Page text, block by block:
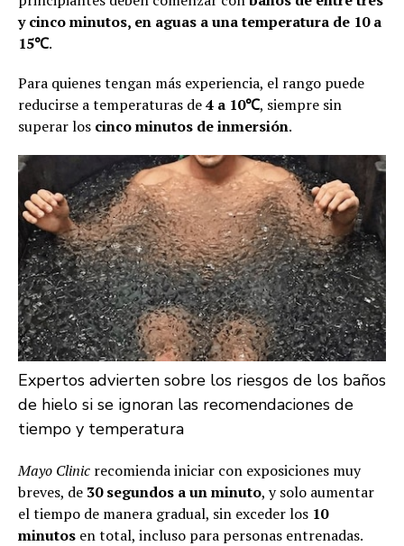
y cinco minutos, en aguas a una temperatura de 10 a
15℃.
Para quienes tengan más experiencia, el rango puede
reducirse a temperaturas de4 a 10℃, siempre sin
superar los cinco minutos de inmersión.
Expertos advierten sobre los riesgos de los baños
de hielo si se ignoran las recomendaciones de
tiempo y temperatura
Mayo Clinic recomienda iniciar con exposiciones muy
breves, de 30 segundos a un minuto, y solo aumentar
el tiempo de manera gradual, sin exceder los 10
minutos en total, incluso para personas entrenadas.